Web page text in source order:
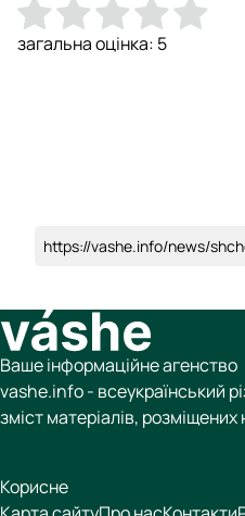
загальна оцінка: 5
https://vashe.info/news/
Ваше інформаційне агенство
vashe.info - всеукраїнський
зміст матеріалів,
Корисне